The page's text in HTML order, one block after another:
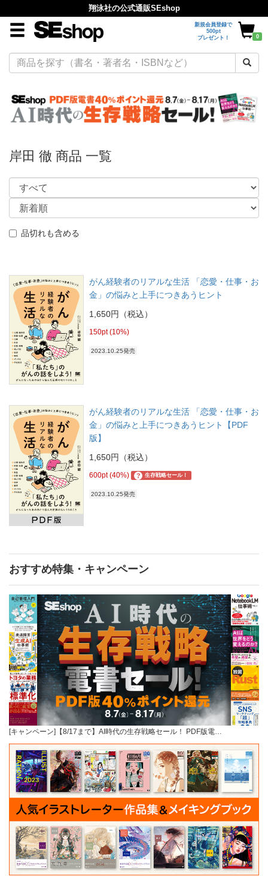
翔泳社の公式通販SEshop
新規会員登録で
500pt
プレゼント！
0
岸田 徹 商品 一覧
品切れも含める
がん経験者のリアルな生活 「恋愛・仕事・お
金」の悩みと上手につきあうヒント
1,650円（税込）
150pt (10%)
2023.10.25発売
がん経験者のリアルな生活 「恋愛・仕事・お
金」の悩みと上手につきあうヒント【PDF
版】
1,650円（税込）
600pt (40%) ? 生存戦略セール！
2023.10.25発売
おすすめ特集・キャンペーン
[キャンペーン]【8/17まで】AI時代の生存戦略セール！ PDF版電…